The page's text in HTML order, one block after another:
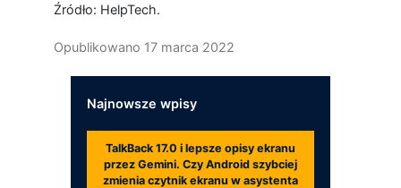
Źródło: HelpTech.
Opublikowano 17 marca 2022
Najnowsze wpisy
TalkBack 17.0 i lepsze opisy ekranu
przez Gemini. Czy Android szybciej
zmienia czytnik ekranu w asystenta